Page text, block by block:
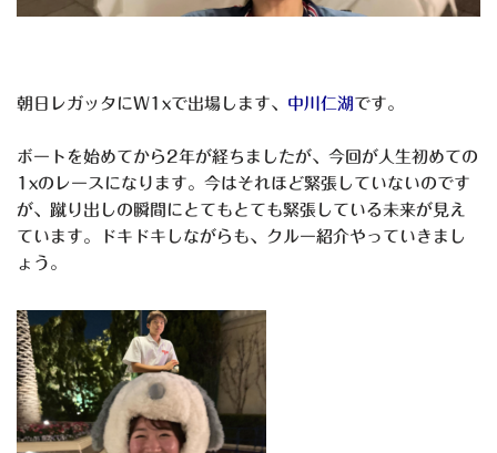
朝日レガッタにW1xで出場します、 中川仁湖です。
ボートを始めてから2年が経ちましたが、今回が人生初めての
1xのレースになります。今はそれほど緊張していないのです
が、蹴り出しの瞬間にとてもとても緊張している未来が見え
ています。ドキドキしながらも、クルー紹介やっていきまし
ょう。